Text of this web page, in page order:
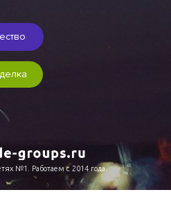
№1. Работаем с 2014 года.